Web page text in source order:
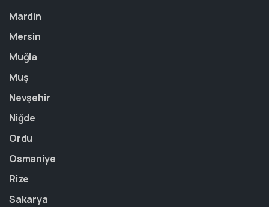
Mardin
Mersin
Muğla
Muş
Nevşehir
Niğde
Ordu
Osmaniye
Rize
Sakarya